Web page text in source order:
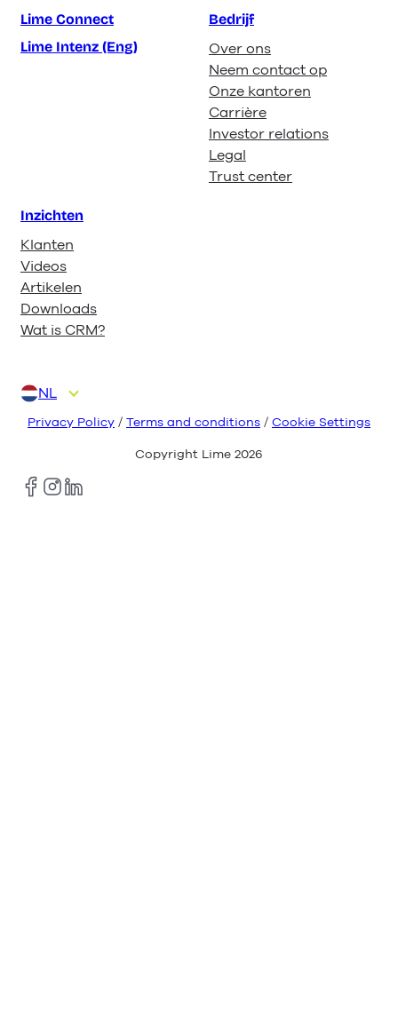
Lime Connect
Lime Intenz (Eng)
Bedrijf
Over ons
Neem contact op
Onze kantoren
Carrière
Investor relations
Legal
Trust center
Inzichten
Klanten
Videos
Artikelen
Downloads
Wat is CRM?
NL
Privacy Policy / Terms and conditions / Cookie Settings
Copyright Lime 2026